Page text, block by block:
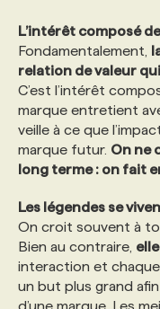
L’intérêt composé
Fondamentalement,
relation de valeur
C’est l’intérêt
marque entretient
veille à ce que
marque futur. On ne
long terme : on fait
Les légendes se
On croit souvent à
Bien au contraire,
interaction et
un but plus grand
d’une marque. Les